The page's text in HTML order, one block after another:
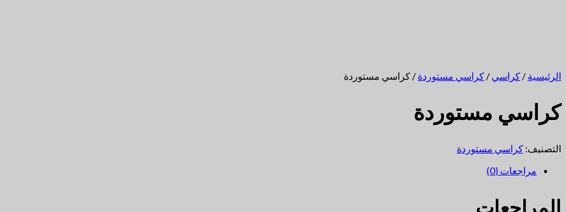
الرئيسية / كراسي / كراسي مستوردة / كراسي مستوردة
كراسي مستوردة
التصنيف: كراسي مستوردة
مراجعات (0)